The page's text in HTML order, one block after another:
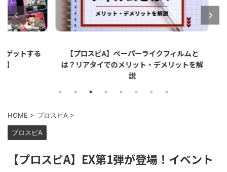
する
【プロスピA】ペーパーライクフィルムと
は？リアタイでのメリット・デメリットを解
HOME > プロスピA >
プロスピA
【プロスピA】EX第1弾が登場！イベント